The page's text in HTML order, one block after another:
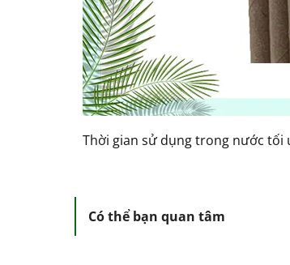
Thời gian sử dụng trong nước tối
Có thể bạn quan tâm